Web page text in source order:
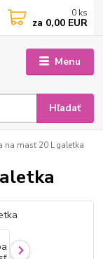
Menu
Hľadať
0 ks
za 0,00 EUR
na masť 20 L galetka